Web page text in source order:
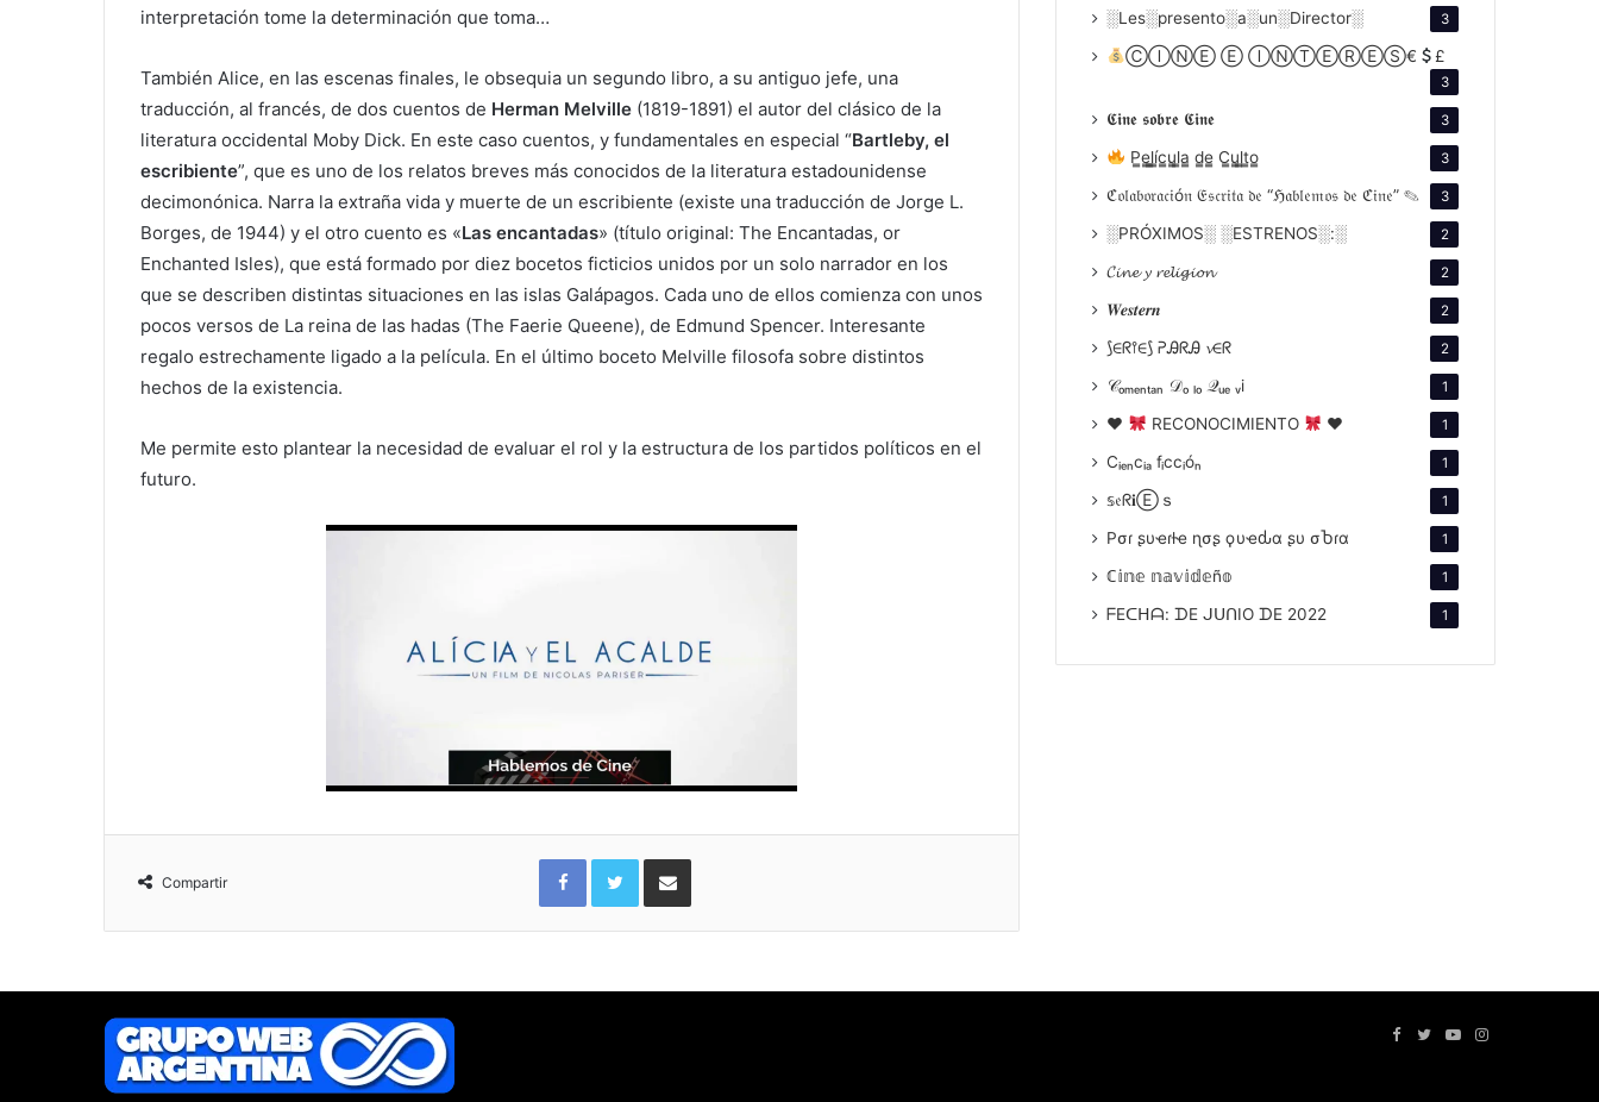
interpretación tome la determinación que toma…
También Alice, en las escenas finales, le obsequia un segundo libro, a su antiguo jefe, una
traducción, al francés, de dos cuentos de Herman Melville (1819-1891) el autor del clásico de la
literatura occidental Moby Dick. En este caso cuentos, y fundamentales en especial “Bartleby, el
escribiente”, que es uno de los relatos breves más conocidos de la literatura estadounidense
decimonónica. Narra la extraña vida y muerte de un escribiente (existe una traducción de Jorge L.
Borges, de 1944) y el otro cuento es «Las encantadas» (título original: The Encantadas, or
Enchanted Isles), que está formado por diez bocetos ficticios unidos por un solo narrador en los
que se describen distintas situaciones en las islas Galápagos. Cada uno de ellos comienza con unos
pocos versos de La reina de las hadas (The Faerie Queene), de Edmund Spencer. Interesante
regalo estrechamente ligado a la película. En el último boceto Melville filosofa sobre distintos
hechos de la existencia.
Me permite esto plantear la necesidad de evaluar el rol y la estructura de los partidos políticos en el
futuro.
Compartir
FacebookTwitterCompartir por correo electrónico
░Les░presento░a░un░Director░ 3
ⒸⒾⓃⒺ Ⓔ ⒾⓃⓉⒺⓇⒺⓈ€ £
3
𝕮𝖎𝖓𝖊 𝖘𝖔𝖇𝖗𝖊 𝕮𝖎𝖓𝖊 3
P̳e̳l̳í̳c̳u̳l̳a̳ d̳e̳ C̳u̳l̳t̳o̳ 3
ℭ𝔬𝔩𝔞𝔟𝔬𝔯𝔞𝔠𝔦ó𝔫 𝔈𝔰𝔠𝔯𝔦𝔱𝔞 𝔡𝔢 “ℌ𝔞𝔟𝔩𝔢𝔪𝔬𝔰 𝔡𝔢 ℭ𝔦𝔫𝔢” ✎ 3
░PRÓXIMOS░ ░ESTRENOS░:░ 2
𝓒𝓲𝓷𝓮 𝔂 𝓻𝓮𝓵𝓲𝓰𝓲𝓸𝓷 2
𝑾𝒆𝒔𝒕𝒆𝒓𝒏 2
⟆∈ᖇ⫯∈⟆ ᕈᎯᖇᎯ 𝓿∈ᖇ 2
𝒞ₒₘₑₙₜₐₙ 𝒟ₒ ₗₒ 𝒬ᵤₑ ᵥi 1
♥ RECONOCIMIENTO ♥ 1
Cᵢₑₙcᵢₐ fᵢccᵢóₙ 1
𝕤𝔢ᖇ𝐢Ⓔｓ 1
Pσɾ ʂυҽɾƚҽ ɳσʂ ϙυҽԃα ʂυ σႦɾα 1
ℂ𝕚𝕟𝕖 𝕟𝕒𝕧𝕚𝕕𝕖ñ𝕠 1
ᖴEᑕᕼᗩ: ᗪE ᒍᑌᑎIO ᗪE 2022 1
Facebook
TwitterYouTubeInstagram